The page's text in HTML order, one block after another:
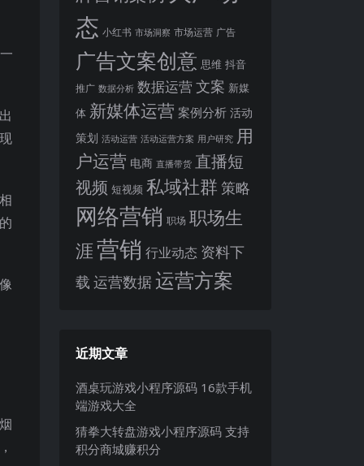
态 小红书 市场洞察 市场运营 广告
广告文案创意 思维 抖音
推广 数据分析 数据运营 文案 新媒
体 新媒体运营 案例分析 活动
策划 活动运营 活动运营方案 用户研究 用
户运营 电商 直播带货 直播短
视频 短视频 私域社群 策略
网络营销 职场 职场生
涯营销 行业动态 资料下
载 运营数据运营方案
近期文章
酒桌玩游戏小程序源码 16款手机
端游戏大全
猜拳大转盘游戏小程序源码 支持
积分商城赚积分